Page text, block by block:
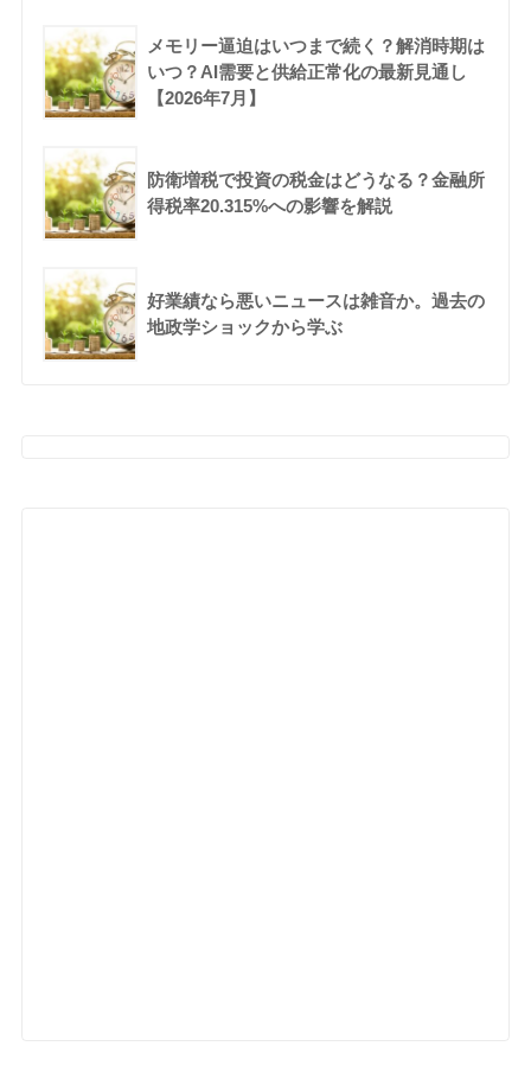
メモリー逼迫はいつまで続く？解消時期は
いつ？AI需要と供給正常化の最新見通し
【2026年7月】
防衛増税で投資の税金はどうなる？金融所
得税率20.315%への影響を解説
好業績なら悪いニュースは雑音か。過去の
地政学ショックから学ぶ